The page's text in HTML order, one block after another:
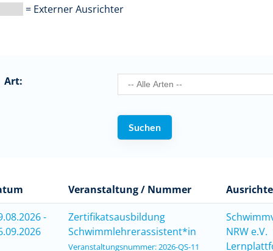
= Externer Ausrichter
Art:
Veranstaltung / Nummer
-
Zertifikatsausbildung
Schwimmlehrerassistent*in
Veranstaltungsnummer: 2026-QS-11
NRW e.V.